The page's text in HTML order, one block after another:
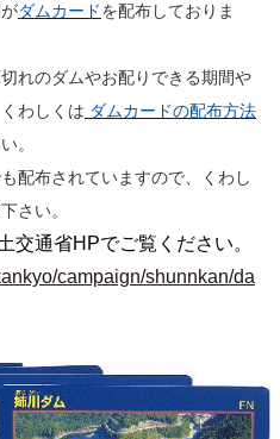
ダムカードを配布しておりま
れのダムやお配りできる期間や
わしくは ダムカードの配布方法
。
配布されていますので、くわし
さい。
交通省HPでご覧ください。
campaign/shunnkan/da